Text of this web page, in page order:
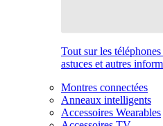
Tout sur les
astuces et autres
Montres connectées
Anneaux intelligents
Accessoires Wearables